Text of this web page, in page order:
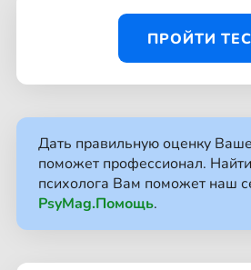
ПРОЙТИ
Дать правильную оценку
поможет профессионал.
психолога Вам поможет наш
PsyMag.Помощь.